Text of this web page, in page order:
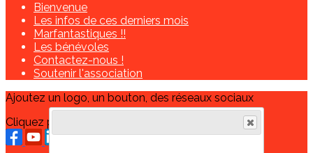
Bienvenue
Les infos de ces derniers mois
Marfantastiques !!
Les bénévoles
Contactez-nous !
Soutenir l'association
Ajoutez un logo, un bouton, des réseaux sociaux
Cliquez pour éditer